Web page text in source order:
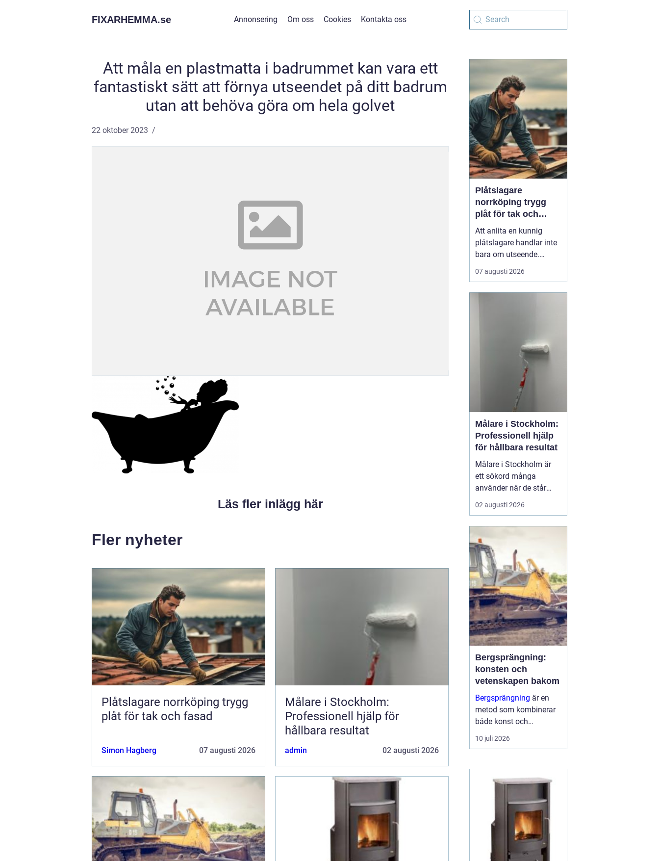
FIXARHEMMA.se Annonsering Om oss Cookies Kontakta oss
Att måla en plastmatta i badrummet kan vara ett
fantastiskt sätt att förnya utseendet på ditt badrum
utan att behöva göra om hela golvet
22 oktober 2023
Läs fler inlägg här
Fler nyheter
Plåtslagare norrköping trygg
plåt för tak och fasad
Simon Hagberg 07 augusti 2026
Målare i Stockholm:
Professionell hjälp för
hållbara resultat
admin 02 augusti 2026
Plåtslagare
norrköping trygg
plåt för tak och
fasad
Att anlita en kunnig
plåtslagare handlar inte
bara om utseende.
Plåtarbeten påverkar hur
väl huset står emot regn,
fasad och känsl...
07 augusti 2026
Målare i Stockholm:
Professionell hjälp
för hållbara resultat
Målare i Stockholm är
ett sökord många
använder när de står
inför ett större eller
mindre måleriprojekt i
och vill hitta en trygg
fackman. När en bostad,
lokal el...
02 augusti 2026
Bergsprängning:
konsten och
vetenskapen bakom
Bergsprängning är en
metod som kombinerar
både konst och
vetenskap för att bryta
ner och avlägsna
stadsmiljöerna och
landskapen kring
10 juli 2026